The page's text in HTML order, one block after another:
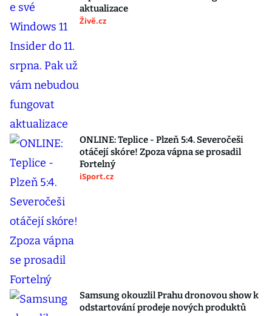
aktualizace
Živě.cz
ONLINE: Teplice - Plzeň 5:4. Severočeši
otáčejí skóre! Zpoza vápna se prosadil
Fortelný
iSport.cz
Samsung okouzlil Prahu dronovou show k
odstartování prodeje nových produktů